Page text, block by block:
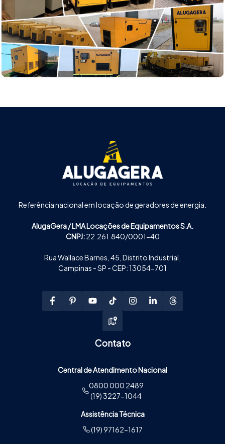
Referência nacional em locação de geradores de energia.
AlugaGera / LMA Locações de Equipamentos S.A.
CNPJ:22.261.840/0001-40
Rua Wallace Barnes, 45, Distrito Industrial,
Campinas - SP - CEP: 13054-701
Contato
Central de Atendimento Nacional
0800 000 2489
(19) 3227-1044
Assistência Técnica
(19) 97162-1617